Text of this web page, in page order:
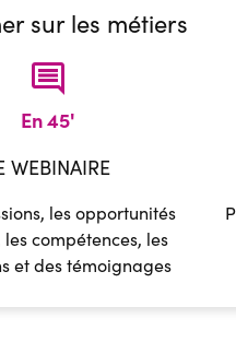
sur les métiers
comment
En 45'
WEBINAIRE
les opportunités
compétences, les
et des témoignages